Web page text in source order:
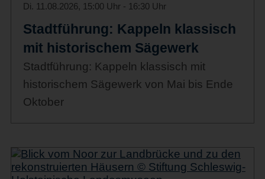
Di. 11.08.2026, 15:00 Uhr - 16:30 Uhr
Stadtführung: Kappeln klassisch
mit historischem Sägewerk
Stadtführung: Kappeln klassisch mit
historischem Sägewerk von Mai bis Ende
Oktober